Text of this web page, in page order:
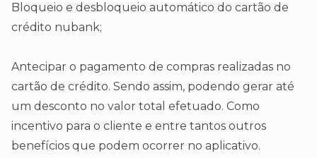
Bloqueio e desbloqueio automático do cartão de
crédito nubank;
Antecipar o pagamento de compras realizadas no
cartão de crédito. Sendo assim, podendo gerar até
um desconto no valor total efetuado. Como
incentivo para o cliente e entre tantos outros
benefícios que podem ocorrer no aplicativo.